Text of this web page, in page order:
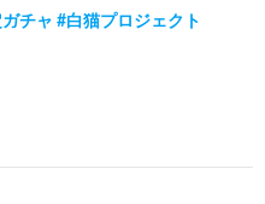
チャ #白猫プロジェクト